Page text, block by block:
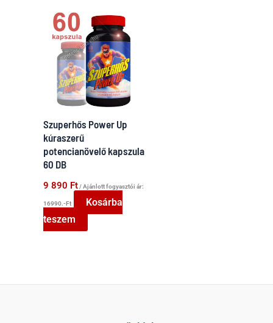
Szuperhős Power Up
kúraszerű
potencianövelő kapszula
60 DB
9 890 Ft/ Ajánlott fogyasztói ár:
16990.-Ft
Kosárba
teszem